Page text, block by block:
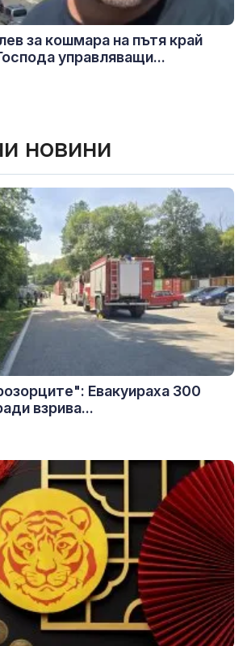
за кошмара на пътя край
управляващи...
новини
Евакуираха 300
взрива...